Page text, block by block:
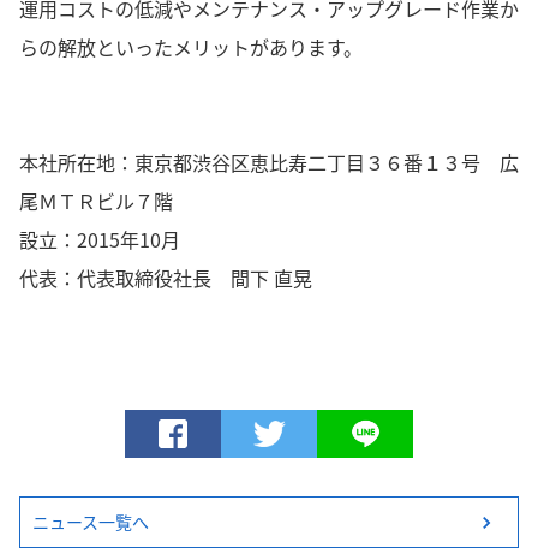
運用コストの低減やメンテナンス・アップグレード作業か
らの解放といったメリットがあります。
本社所在地：東京都渋谷区恵比寿二丁目３６番１３号 広
尾ＭＴＲビル７階
設立：2015年10月
代表：代表取締役社長 間下 直晃
ニュース一覧へ